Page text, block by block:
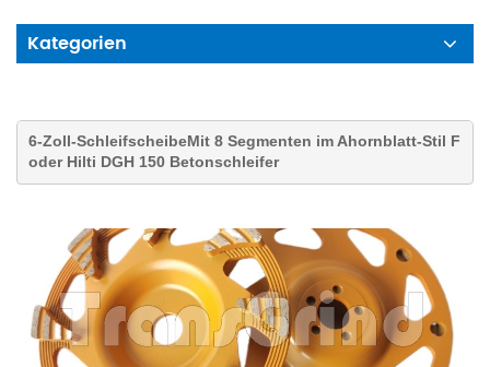
Kategorien
6-Zoll-SchleifscheibeMit 8 Segmenten im Ahornblatt-Stil F
oder Hilti DGH 150 Betonschleifer